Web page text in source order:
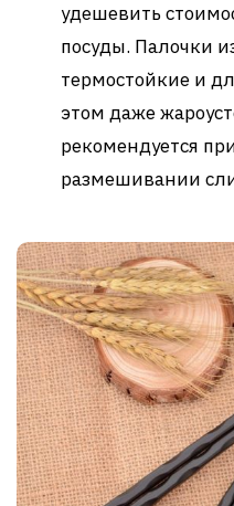
удешевить
посуды. Палочки
термостойкие и
этом даже
рекомендуется
размешивании